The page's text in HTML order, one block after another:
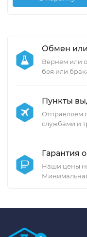
Обмен или
Вернем или
боя или
Пункты
Отправляем
службами и
Гарантия
Наши цены